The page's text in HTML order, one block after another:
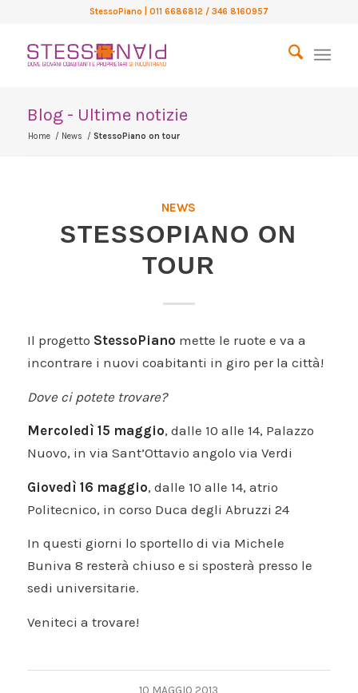
StessoPiano | 011 6686812 / 346 8160957
Blog - Ultime notizie
Home / News / StessoPiano on tour
NEWS
STESSOPIANO ON
TOUR
Il progetto StessoPiano mette le ruote e va a
incontrare i nuovi coabitanti in giro per la città!
Dove ci potete trovare?
Mercoledì 15 maggio, dalle 10 alle 14, Palazzo
Nuovo, in via Sant’Ottavio angolo via Verdi
Giovedì 16 maggio, dalle 10 alle 14, atrio
Politecnico, in corso Duca degli Abruzzi 24
In questi giorni lo sportello di via Michele
Buniva 8 resterà chiuso e si sposterà presso le
sedi universitarie.
Veniteci a trovare!
10 MAGGIO 2013